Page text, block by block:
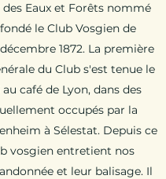
Eaux et Forêts nommé
le Club Vosgien de
1872. La première
du Club s'est tenue le
café de Lyon, dans des
occupés par la
à Sélestat. Depuis ce
vosgien entretient nos
et leur balisage. Il